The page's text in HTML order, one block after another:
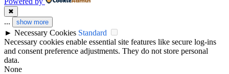
✖
... show more
► Necessary Cookies Standard
Necessary cookies enable essential site features like secure log-ins
and consent preference adjustments. They do not store personal
data.
None